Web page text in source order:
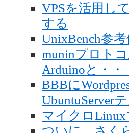
VPSを活用し
する
UnixBench参
muninプロト
Arduinoと・・
BBBに
UbuntuServer
マイクロLinux